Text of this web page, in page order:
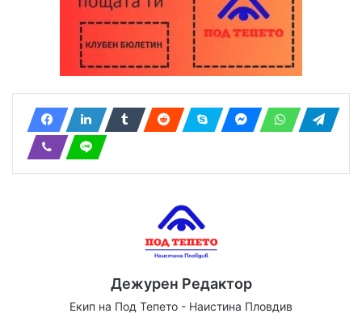
Дежурен Редактор
Екип на Под Тепето - Наистина Пловдив